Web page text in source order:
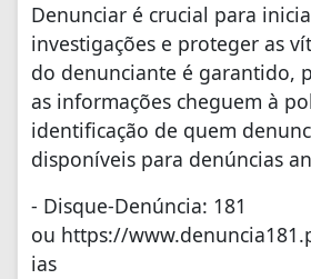
Denunciar é crucial para
investigações e proteger as
do denunciante é garantido,
as informações cheguem à
identificação de quem
disponíveis para denúncias
- Disque-Denúncia: 181
ou https://
ias